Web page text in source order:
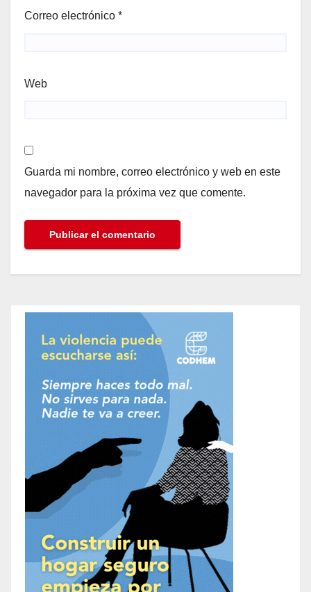
Correo electrónico *
Web
Guarda mi nombre, correo electrónico y web en este
navegador para la próxima vez que comente.